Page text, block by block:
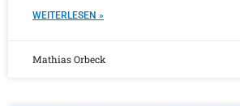
WEITERLESEN »
Mathias Orbeck